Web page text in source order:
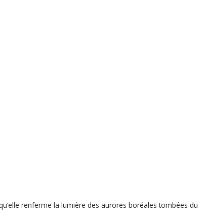
renferme la lumière des aurores boréales tombées du